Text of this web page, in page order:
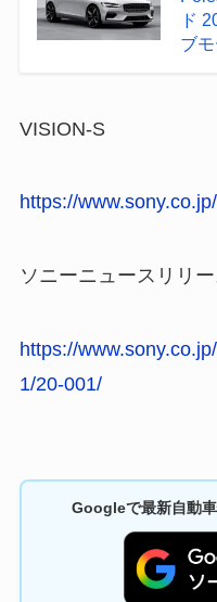
ド
ブ
VISION-S
https://
ソニーニュースリリー
https://
1/20-001/
Googleで最新自動